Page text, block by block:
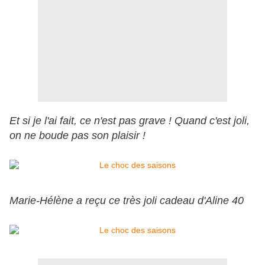
Et si je l'ai fait, ce n'est pas grave ! Quand c'est joli,
on ne boude pas son plaisir !
Marie-Hélène a reçu ce très joli cadeau d'Aline 40